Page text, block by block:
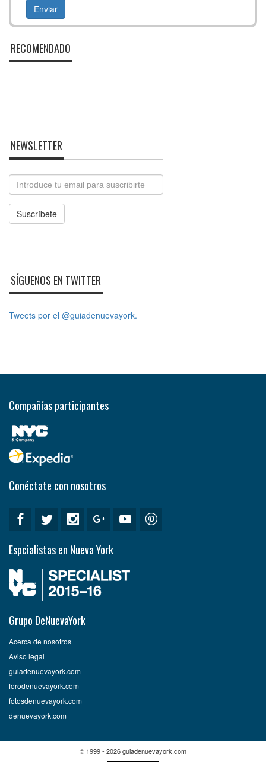
RECOMENDADO
NEWSLETTER
Email
Suscríbete
SÍGUENOS EN TWITTER
Tweets por el @guiadenuevayork.
Compañías participantes
Conéctate con nosotros
Espcialistas en Nueva York
Grupo DeNuevaYork
Acerca de nosotros
Aviso legal
guiadenuevayork.com
forodenuevayork.com
fotosdenuevayork.com
denuevayork.com
© 1999 - 2026 guiadenuevayork.com